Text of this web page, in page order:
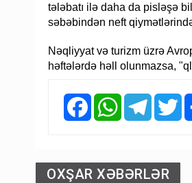
tələbatı ilə daha da pisləşə
səbəbindən neft
Nəqliyyat və turizm üzrə
həftələrdə həll olunmazsa,
FacebookWhatsAppTelegram
OXŞAR XƏBƏRLƏR